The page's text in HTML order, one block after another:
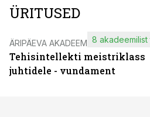
ÜRITUSED
ÄRIPÄEVA AKADEEMIA
Tehisintellekti meistriklass
juhtidele - vundament
8 akadeemilist